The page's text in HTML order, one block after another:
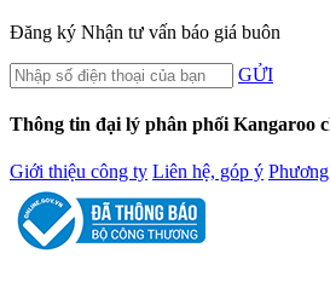
Đăng ký Nhận tư vấn báo giá buôn
GỬI
Thông tin đại lý phân phối Kangaroo
Giới thiệu công ty Liên hệ, góp ý